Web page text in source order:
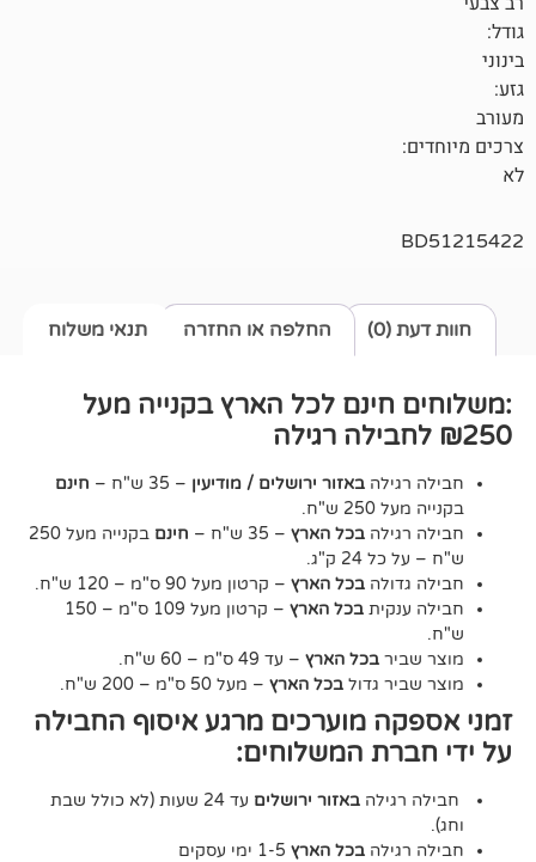
תנאי משלוח החלפה או החזרה
לכל הארץ בקנייה מעל
באזור ירושלים / מודיעין– 35 ש"ח –
חינם
בכל הארץ– 35 ש"ח – חינם
בקנייה מעל 250
בכל הארץ – קרטון מעל 90 ס"מ – 120 ש"ח.
בכל הארץ – קרטון מעל 109 ס"מ – 150
בכל הארץ– עד 49 ס"מ – 60 ש"ח.
גדול
בכל הארץ– מעל 50 ס"מ – 200 ש"ח.
מוערכים מרגע איסוף החבילה
המשלוחים:
באזור ירושלים עד 24 שעות (לא כולל שבת
בכל הארץ1-5 ימי עסקים